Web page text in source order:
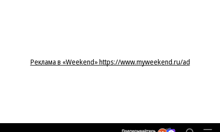
Реклама в «Weekend» https://www.myweekend.ru/ad